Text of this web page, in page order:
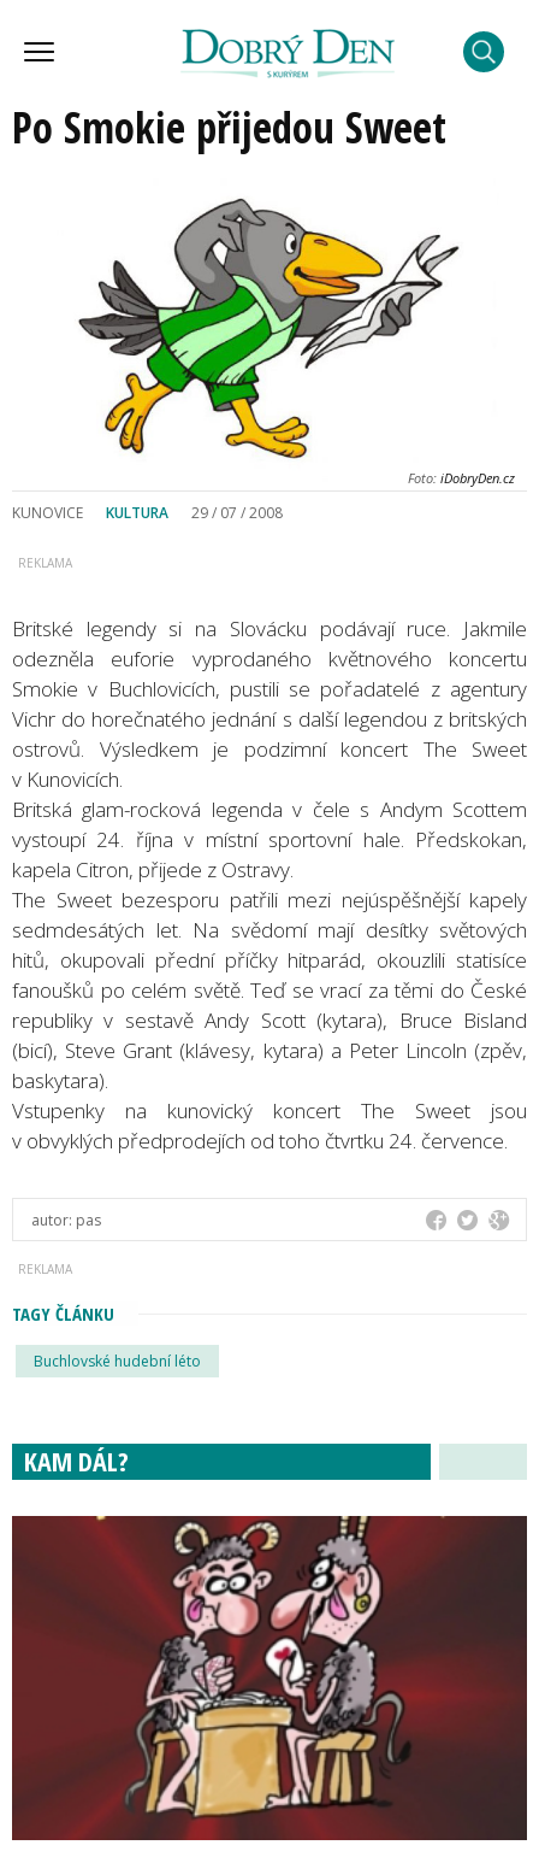
Po Smokie přijedou Sweet
Foto: iDobryDen.cz
KUNOVICE KULTURA 29 / 07 / 2008
Britské legendy si na Slovácku podávají ruce. Jakmile
odezněla euforie vyprodaného květnového koncertu
Smokie v Buchlovicích, pustili se pořadatelé z agentury
Vichr do horečnatého jednání s další legendou z britských
ostrovů. Výsledkem je podzimní koncert The Sweet
v Kunovicích.
Britská glam-rocková legenda v čele s Andym Scottem
vystoupí 24. října v místní sportovní hale. Předskokan,
kapela Citron, přijede z Ostravy.
The Sweet bezesporu patřili mezi nejúspěšnější kapely
sedmdesátých let. Na svědomí mají desítky světových
hitů, okupovali přední příčky hitparád, okouzlili statisíce
fanoušků po celém světě. Teď se vrací za těmi do České
republiky v sestavě Andy Scott (kytara), Bruce Bisland
(bicí), Steve Grant (klávesy, kytara) a Peter Lincoln (zpěv,
baskytara).
Vstupenky na kunovický koncert The Sweet jsou
v obvyklých předprodejích od toho čtvrtku 24. července.
autor: pas
TAGY ČLÁNKU
Buchlovské hudební léto
KAM DÁL?